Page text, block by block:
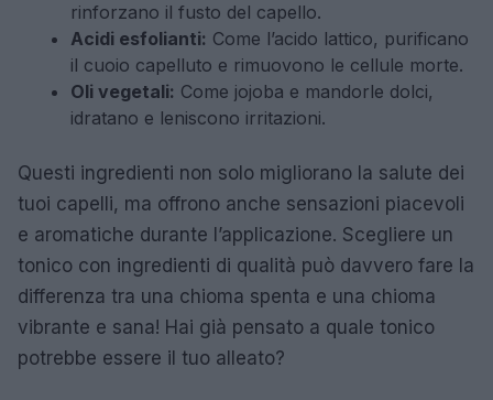
rinforzano il fusto del capello.
Acidi esfolianti: Come l’acido lattico, purificano
il cuoio capelluto e rimuovono le cellule morte.
Oli vegetali: Come jojoba e mandorle dolci,
idratano e leniscono irritazioni.
Questi ingredienti non solo migliorano la salute dei
tuoi capelli, ma offrono anche sensazioni piacevoli
e aromatiche durante l’applicazione. Scegliere un
tonico con ingredienti di qualità può davvero fare la
differenza tra una chioma spenta e una chioma
vibrante e sana! Hai già pensato a quale tonico
potrebbe essere il tuo alleato?